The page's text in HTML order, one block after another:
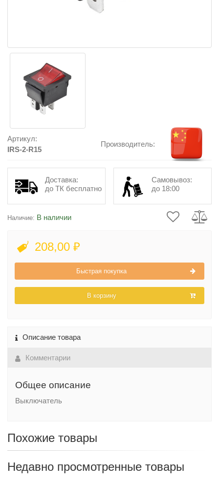
Артикул:
IRS-2-R15
Производитель:
Доставка:
до ТК бесплатно
Самовывоз:
до 18:00
Наличие: В наличии
208,00 ₽
Быстрая покупка
В корзину
Описание товара
Комментарии
Общее описание
Выключатель
Похожие товары
Недавно просмотренные товары